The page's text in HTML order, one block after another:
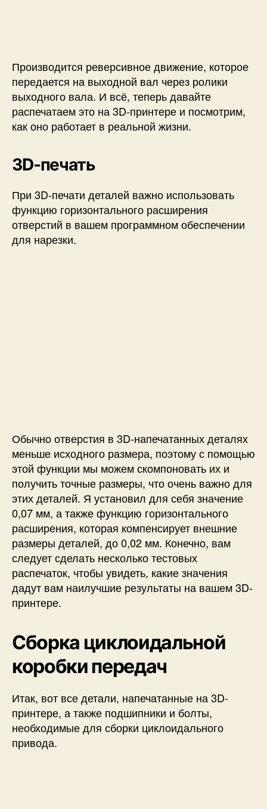
Производится реверсивное движение, которое
передается на выходной вал через ролики
выходного вала. И всё, теперь давайте
распечатаем это на 3D-принтере и посмотрим,
как оно работает в реальной жизни.
3D-печать
При 3D-печати деталей важно использовать
функцию горизонтального расширения
отверстий в вашем программном обеспечении
для нарезки.
Обычно отверстия в 3D-напечатанных деталях
меньше исходного размера, поэтому с помощью
этой функции мы можем скомпоновать их и
получить точные размеры, что очень важно для
этих деталей. Я установил для себя значение
0,07 мм, а также функцию горизонтального
расширения, которая компенсирует внешние
размеры деталей, до 0,02 мм. Конечно, вам
следует сделать несколько тестовых
распечаток, чтобы увидеть, какие значения
дадут вам наилучшие результаты на вашем 3D-
принтере.
Сборка циклоидальной
коробки передач
Итак, вот все детали, напечатанные на 3D-
принтере, а также подшипники и болты,
необходимые для сборки циклоидального
привода.